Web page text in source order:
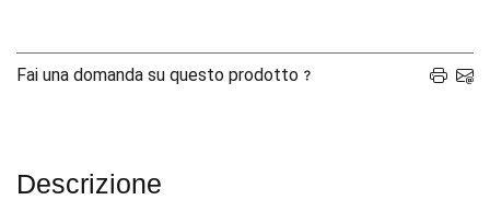
Fai una domanda su questo prodotto
Descrizione